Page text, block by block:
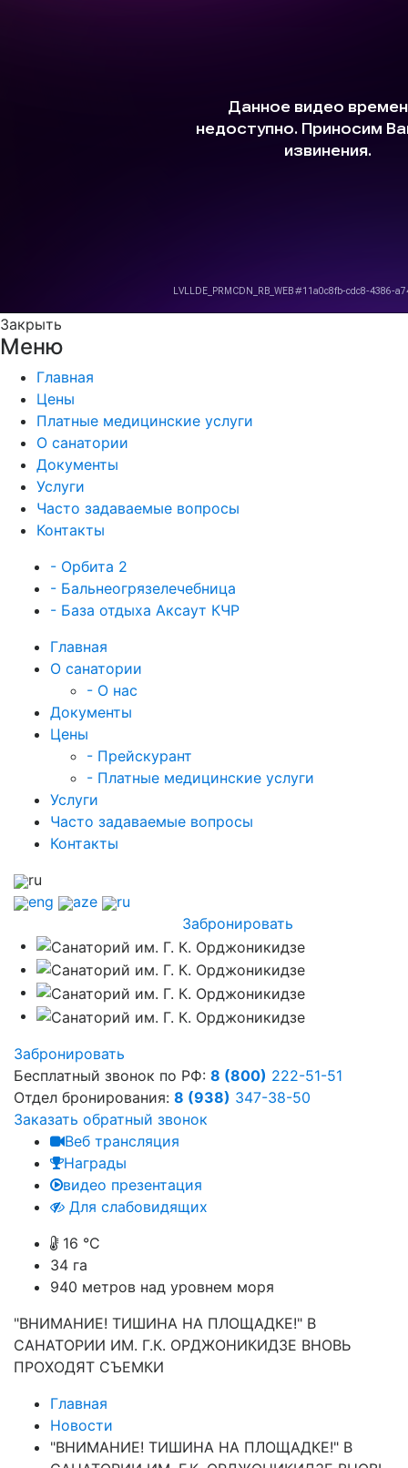
Закрыть
Меню
Главная
Цены
Платные медицинские услуги
О санатории
Документы
Услуги
Часто задаваемые вопросы
Контакты
- Орбита 2
- Бальнеогрязелечебница
- База отдыха Аксаут КЧР
Главная
О санатории
- О нас
Документы
Цены
- Прейскурант
- Платные медицинские услуги
Услуги
Часто задаваемые вопросы
Контакты
ru
eng
aze
ru
Забронировать
Забронировать
Бесплатный звонок по РФ: 8 (800) 222-51-51
Отдел бронирования: 8 (938) 347-38-50
Заказать обратный звонок
Веб трансляция
Награды
видео презентация
Для слабовидящих
16 °C
34 га
940 метров над уровнем моря
"ВНИМАНИЕ! ТИШИНА НА ПЛОЩАДКЕ!" В
САНАТОРИИ ИМ. Г.К. ОРДЖОНИКИДЗЕ ВНОВЬ
ПРОХОДЯТ СЪЕМКИ
Главная
Новости
"ВНИМАНИЕ! ТИШИНА НА ПЛОЩАДКЕ!" В